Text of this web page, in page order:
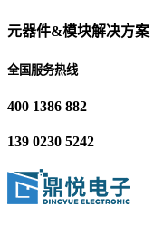
元器件&模块解决方案
全国服务热线
400 1386 882
139 0230 5242